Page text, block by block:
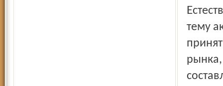
Естественно, не остались безучастными к баталиям на
тему
рынка,